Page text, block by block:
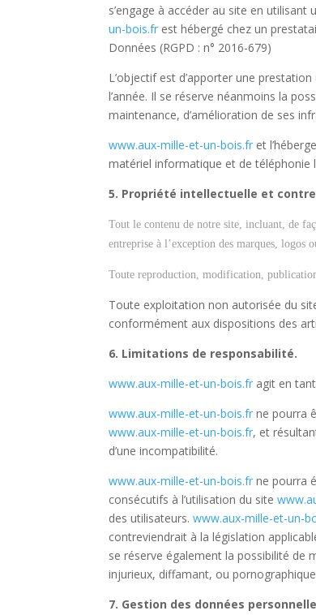
s’engage à accéder au site en
un-bois.fr est hébergé chez un
Données (RGPD : n° 2016-679)
L’objectif est d’apporter une
l’année. Il se réserve néanmoins la
maintenance, d’amélioration de ses
www.aux-mille-et-un-bois.fr et
matériel informatique et de téléphonie
5. Propriété intellectuelle et
Tout le contenu de notre site, incluant, de
entreprise à l’exception des marques, logos
Toute reproduction, modification,
Toute exploitation non autorisée du
conformément aux dispositions des
6. Limitations de responsabilité.
www.aux-mille-et-un-bois.fr agit en
www.aux-mille-et-un-bois.fr ne pourra
www.aux-mille-et-un-bois.fr, et
d’une incompatibilité.
www.aux-mille-et-un-bois.fr ne pourra
consécutifs à l’utilisation du site
des utilisateurs.www.aux-mille-et-un-
contreviendrait à la législation
se réserve également la possibilité de
injurieux, diffamant, ou
7. Gestion des données